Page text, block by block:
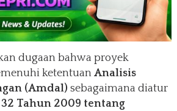
dugaan bahwa proyek
ketentuan Analisis
(Amdal)sebagaimana diatur
Tahun 2009 tentang